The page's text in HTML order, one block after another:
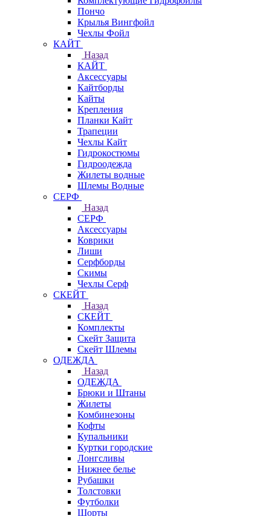
Пончо
Крылья Вингфойл
Чехлы Фойл
КАЙТ
Назад
КАЙТ
Аксессуары
Кайтборды
Кайты
Крепления
Планки Кайт
Трапеции
Чехлы Кайт
Гидрокостюмы
Гидроодежда
Жилеты водные
Шлемы Водные
СЕРФ
Назад
СЕРФ
Аксессуары
Коврики
Лиши
Серфборды
Скимы
Чехлы Cерф
СКЕЙТ
Назад
СКЕЙТ
Комплекты
Скейт Защита
Скейт Шлемы
ОДЕЖДА
Назад
ОДЕЖДА
Брюки и Штаны
Жилеты
Комбинезоны
Кофты
Купальники
Куртки городские
Лонгсливы
Нижнее белье
Рубашки
Толстовки
Футболки
Шорты